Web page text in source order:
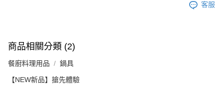
客服
商品相關分類 (2)
餐廚料理用品 鍋具
【NEW新品】搶先體驗